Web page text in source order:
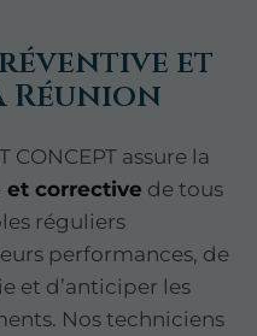
et
Réunion
assure la
corrective de tous
réguliers
performances, de
et d’anticiper les
Nos techniciens